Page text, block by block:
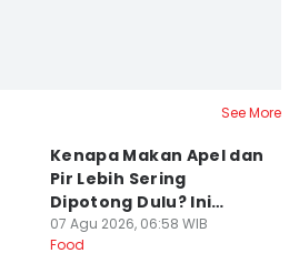
See More
Kenapa Makan Apel dan
Pir Lebih Sering
Dipotong Dulu? Ini
Alasannya
07 Agu 2026, 06:58 WIB
Food